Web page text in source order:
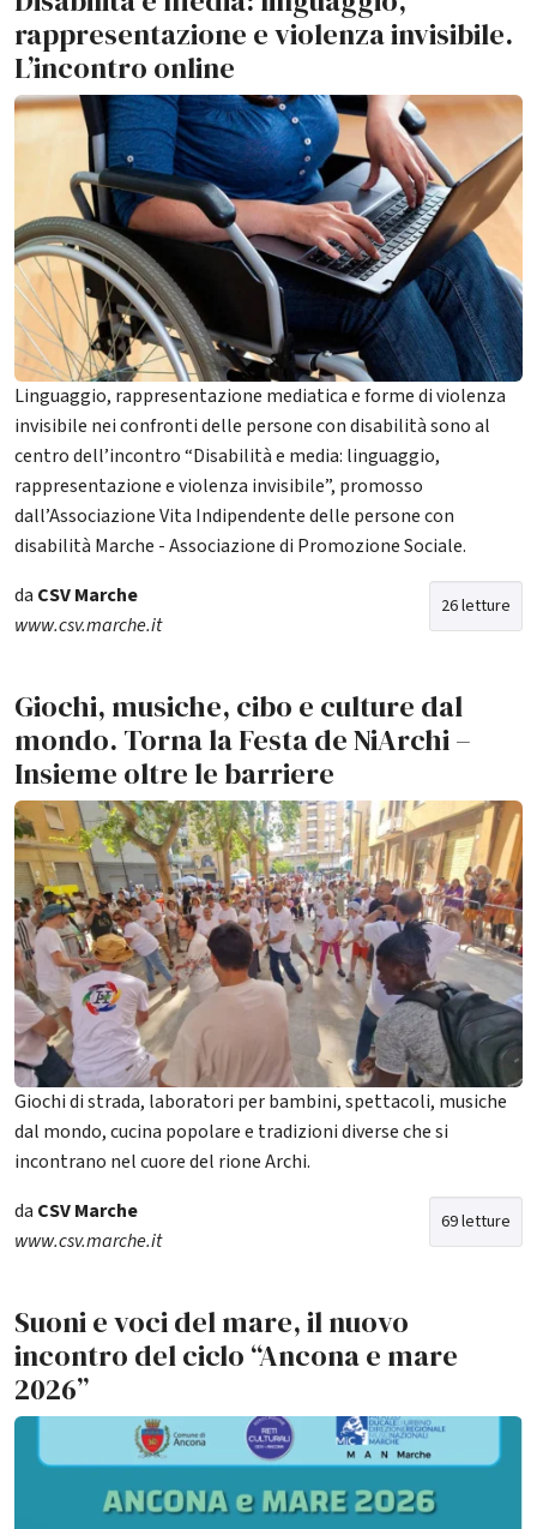
rappresentazione e violenza invisibile.
L’incontro online
Linguaggio, rappresentazione mediatica e forme di violenza
invisibile nei confronti delle persone con disabilità sono al
centro dell’incontro “Disabilità e media: linguaggio,
rappresentazione e violenza invisibile”, promosso
dall’Associazione Vita Indipendente delle persone con
disabilità Marche - Associazione di Promozione Sociale.
26 letture
da CSV Marche
www.csv.marche.it
Giochi, musiche, cibo e culture dal
mondo. Torna la Festa de NiArchi –
Insieme oltre le barriere
Giochi di strada, laboratori per bambini, spettacoli, musiche
dal mondo, cucina popolare e tradizioni diverse che si
incontrano nel cuore del rione Archi.
69 letture
da CSV Marche
www.csv.marche.it
Suoni e voci del mare, il nuovo
incontro del ciclo “Ancona e mare
2026”